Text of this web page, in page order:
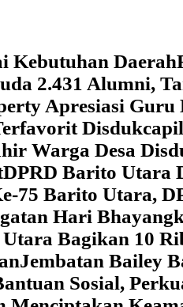
Kebutuhan Daerah
2.431 Alumni,
Apresiasi Guru
Warga Desa
DPRD Barito Utara
75 Barito Utara,
Hari
Bagikan 10
Jembatan Bailey
Sosial,